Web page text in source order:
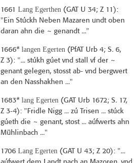
1661 Lang Egerthen(GAT U 34; Z 11):
"Ein Stúckh Neben Mazaren undt oben
daran ahn die ~ genandt ..."
1666* langen Egerten( PfAT Urb 4; S. 6,
Z 3): "... stúkh gúet vnd stall vf der ~
genant gelegen, stosst ab- vnd bergwert
an den Nasshakhen ..."
1683* lang Egerten(GAT Urb 1672; S. 17,
Z 3-4): "Fridle Nigg ... zú Trisen ... stúck
gúeth die ~ genant, stost ... aúfwerts ahn
Mühlinbach ..."
1706 Lang Egerten(GAT U 43; Z 20): "...